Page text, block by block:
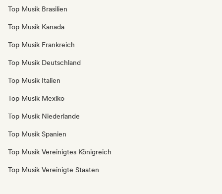
Top Musik Brasilien
Top Musik Kanada
Top Musik Frankreich
Top Musik Deutschland
Top Musik Italien
Top Musik Mexiko
Top Musik Niederlande
Top Musik Spanien
Top Musik Vereinigtes Königreich
Top Musik Vereinigte Staaten